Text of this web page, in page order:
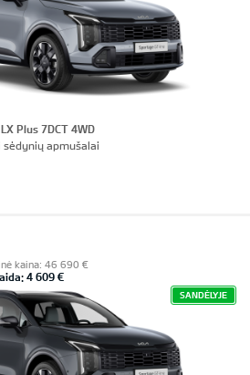
Plus 7DCT 4WD
sėdynių apmušalai
kaina: 46 690 €
4 609 €
SANDĖLYJE